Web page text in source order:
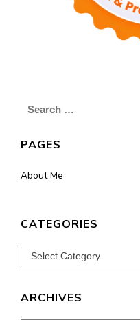
Search
PAGES
About Me
CATEGORIES
Categories
ARCHIVES